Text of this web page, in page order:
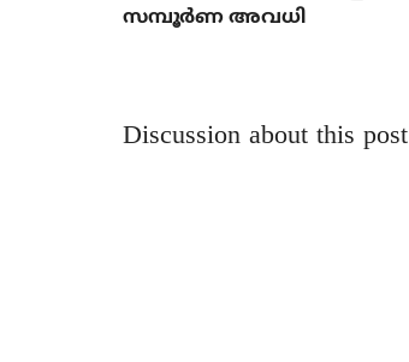
സമ്പൂർണ അവധി
Discussion about this post